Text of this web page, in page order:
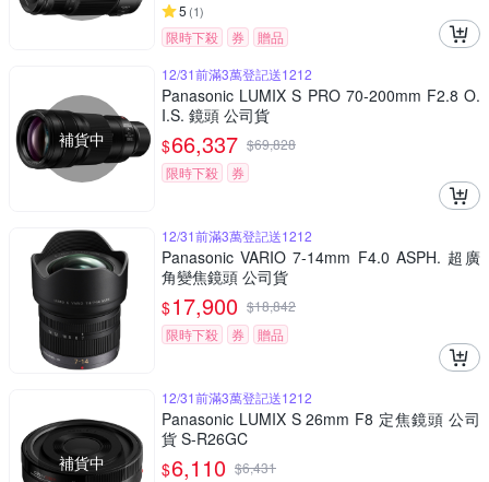
5 (1)
限時下殺 券 贈品
補貨中
12/31前滿3萬登記送1212
Panasonic LUMIX S PRO 70-200mm F2.8 O.
I.S. 鏡頭 公司貨
$66,337 $69,828
限時下殺
券
12/31前滿3萬登記送1212
Panasonic VARIO 7-14mm F4.0 ASPH. 超廣
角變焦鏡頭 公司貨
$17,900 $18,842
限時下殺
券 贈品
補貨中
12/31前滿3萬登記送1212
Panasonic LUMIX S 26mm F8 定焦鏡頭 公司
貨 S-R26GC
$6,110 $6,431